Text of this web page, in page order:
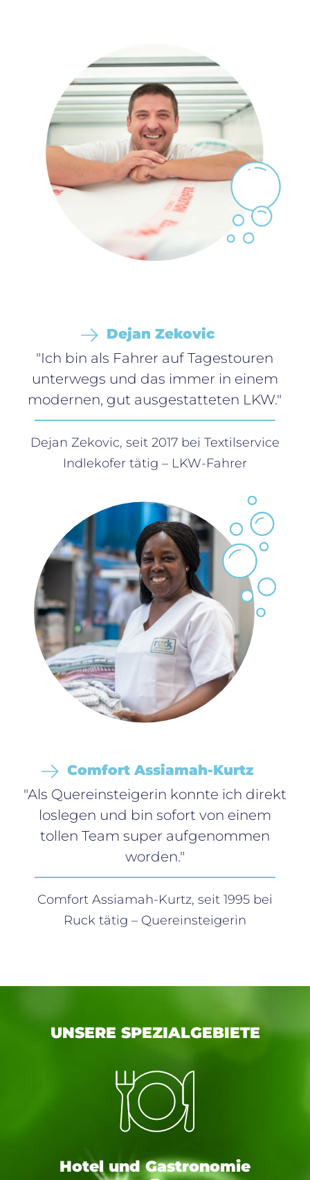
Dejan Zekovic
"Ich bin als Fahrer auf Tagestouren
unterwegs und das immer in einem
modernen, gut ausgestatteten LKW."
Dejan Zekovic, seit 2017 bei Textilservice
Indlekofer tätig – LKW-Fahrer
Comfort Assiamah-Kurtz
"Als Quereinsteigerin konnte ich direkt
loslegen und bin sofort von einem
tollen Team super aufgenommen
worden."
Comfort Assiamah-Kurtz, seit 1995 bei
Ruck tätig – Quereinsteigerin
UNSERE SPEZIALGEBIETE
Hotel und Gastronomie